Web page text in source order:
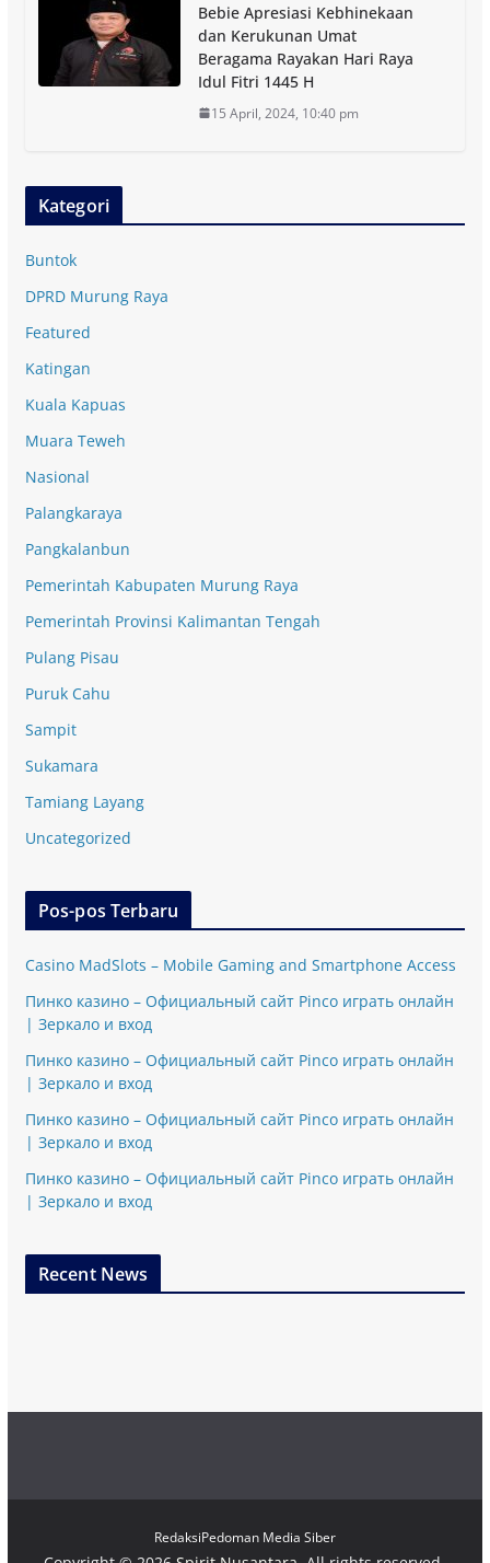
Bebie Apresiasi Kebhinekaan
dan Kerukunan Umat
Beragama Rayakan Hari Raya
Idul Fitri 1445 H
15 April, 2024, 10:40 pm
Kategori
Buntok
DPRD Murung Raya
Featured
Katingan
Kuala Kapuas
Muara Teweh
Nasional
Palangkaraya
Pangkalanbun
Pemerintah Kabupaten Murung Raya
Pemerintah Provinsi Kalimantan Tengah
Pulang Pisau
Puruk Cahu
Sampit
Sukamara
Tamiang Layang
Uncategorized
Pos-pos Terbaru
Casino MadSlots – Mobile Gaming and Smartphone Access
Пинко казино – Официальный сайт Pinco играть онлайн
| Зеркало и вход
Пинко казино – Официальный сайт Pinco играть онлайн
| Зеркало и вход
Пинко казино – Официальный сайт Pinco играть онлайн
| Зеркало и вход
Пинко казино – Официальный сайт Pinco играть онлайн
| Зеркало и вход
Recent News
RedaksiPedoman Media Siber